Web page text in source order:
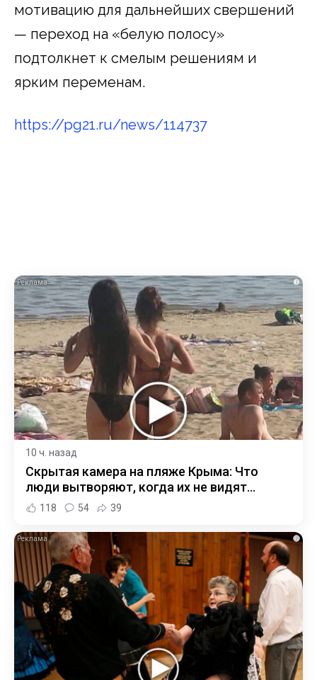
мотивацию для дальнейших свершений
— переход на «белую полосу»
подтолкнет к смелым решениям и
ярким переменам.
https://pg21.ru/news/114737
i
10 ч. назад
Скрытая камера на пляже Крыма: Что
люди вытворяют, когда их не видят...
118 54 39
i